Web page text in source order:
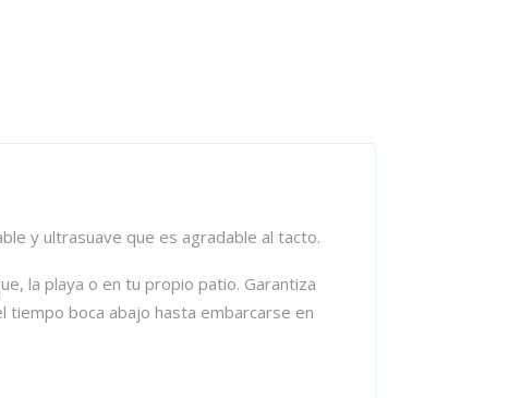
y ultrasuave que es agradable al tacto.
la playa o en tu propio patio. Garantiza
boca abajo hasta embarcarse en